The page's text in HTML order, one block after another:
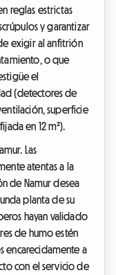
reglas estrictas
y garantizar
exigir al anfitrión
o que
el
(detectores de
superficie
en 12 m²).
Las
atentas a la
de Namur desea
planta de su
hayan validado
de humo estén
encarecidamente a
con el servicio de